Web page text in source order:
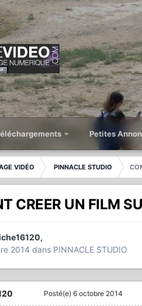
Petites
VIDÉO PINNACLE STUDIO
CREER UN FILM
,
2014 dans PINNACLE STUDIO
Posté(e) 6 octobre 2014